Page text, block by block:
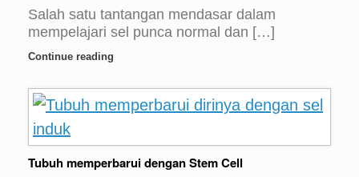
Salah satu tantangan mendasar dalam
mempelajari sel punca normal dan […]
Continue reading
Tubuh memperbarui dengan Stem Cell